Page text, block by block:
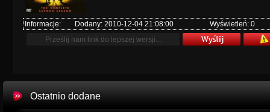
Informacje: Dodany: 2010-12-04 21:08:00 Wyświetleń: 0
Ostatnio dodane